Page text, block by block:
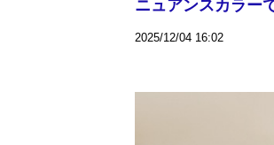
ニュアンスカラー
2025/12/04 16:02